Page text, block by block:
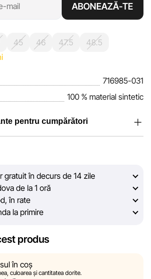
ABONEAZĂ-TE
45 46 47.5
48.5
716985-031
100 % material sintetic
pentru cumpărători
În fiecare zi depunem eforturi
fie cât mai complete, obiective și
este să vă oferim informații corecte și
să puteți lua cea mai bună decizie
ciuda controlului constant, Sportlandia
unor posibile erori tehnice sau
asemenea, nu ne asumăm
gratuit în decurs de 14 zile
de la 1 oră
în rate
la primire
produs
în coș
culoarea și cantitatea dorite.